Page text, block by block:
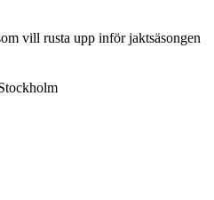
vill rusta upp inför jaktsäsongen